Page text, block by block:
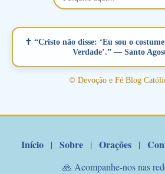
vamos juntos formar esta forte corrente
verdadeiro, ou que está com problemas
amoroso, creia na poderosa intercessão
Santo Antonio! Tenha fé, não desista,
junto a Jesus! Fique no Amor Ágape de
✝ “Cristo não disse: ‘Eu sou o
Verdade’.” — Santo
© Devoção e Fé Blog
Início | Sobre | Orações |
🙏 Acompanhe-nos nas